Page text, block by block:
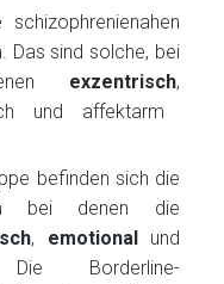
Das sind solche, bei
exzentrisch,
und affektarm
befinden sich die
bei denen die
, emotional
und
Borderline-